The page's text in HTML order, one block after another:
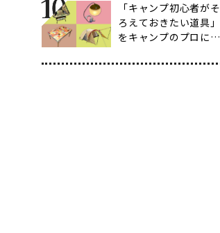
「キャンプ初心者がそ
ろえておきたい道具」
をキャンプのプロに聞